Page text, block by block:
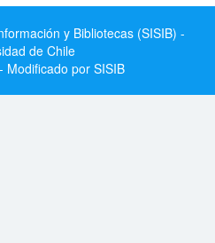
y Bibliotecas (SISIB) -
de Chile
Modificado por SISIB